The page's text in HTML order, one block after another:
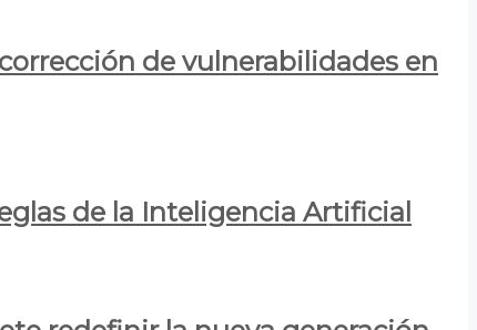
de vulnerabilidades en
de la Inteligencia Artificial